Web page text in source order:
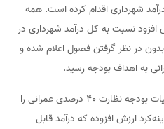
شهرداری اقدام کرده است. همه
نسبت به کل درآمد شهرداری در
در نظر گرفتن فصول اعلام شده و
جراره ادامه داد: ما اگر بخواهیم در کلیات بودجه نظارت ۴۰ درصدی عمرانی را
ارزش افزوده که درآمد قابل